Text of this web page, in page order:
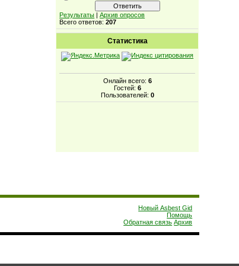
Результаты |Архив опросов
Всего ответов:207
Статистика
Онлайн всего: 6
Гостей: 6
Пользователей: 0
Новый Asbest Gid
Помощь
Обратная связь Архив